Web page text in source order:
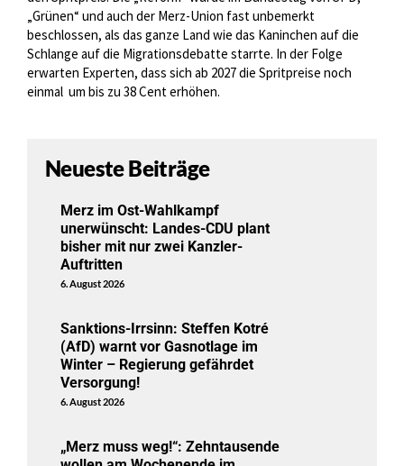
„Grünen“ und auch der Merz-Union fast unbemerkt
beschlossen, als das ganze Land wie das Kaninchen auf die
Schlange auf die Migrationsdebatte starrte. In der Folge
erwarten Experten, dass sich ab 2027 die Spritpreise noch
einmal um bis zu 38 Cent erhöhen.
Neueste Beiträge
Merz im Ost-Wahlkampf
unerwünscht: Landes-CDU plant
bisher mit nur zwei Kanzler-
Auftritten
6. August 2026
Sanktions-Irrsinn: Steffen Kotré
(AfD) warnt vor Gasnotlage im
Winter – Regierung gefährdet
Versorgung!
6. August 2026
„Merz muss weg!“: Zehntausende